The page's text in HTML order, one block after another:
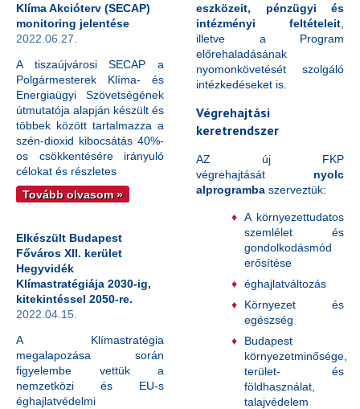
Klíma Akcióterv (SECAP)
monitoring jelentése
2022.06.27.
A tiszaújvárosi SECAP a
Polgármesterek Klíma- és
Energiaügyi Szövetségének
útmutatója alapján készült és
többek között tartalmazza a
szén-dioxid kibocsátás 40%-
os csökkentésére irányuló
célokat és részletes
Tovább olvasom »
Elkészült Budapest
Főváros XII. kerület
Hegyvidék
Klímastratégiája 2030-ig,
kitekintéssel 2050-re.
2022.04.15.
A Klímastratégia
megalapozása során
figyelembe vettük a
nemzetközi és EU-s
éghajlatvédelmi
eszközeit, pénzügyi és
intézményi feltételeit
illetve a Program
előrehaladásának
nyomonkövetését szolgáló
intézkedéseket is.
Végrehajtási
keretrendszer
AZ új FKP
végrehajtását nyolc
alprogramba szerveztük:
A környezettudatos
szemlélet és
gondolkodásmód
erősítése
éghajlatváltozás
Környezet és
egészség
Budapest
környezetminősége,
terület- és
földhasználat,
talajvédelem